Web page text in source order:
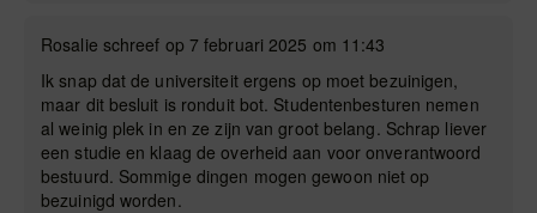
Rosalie schreef op 7 februari 2025 om 11:43
Ik snap dat de universiteit ergens op moet bezuinigen,
maar dit besluit is ronduit bot. Studentenbesturen nemen
al weinig plek in en ze zijn van groot belang. Schrap liever
een studie en klaag de overheid aan voor onverantwoord
bestuurd. Sommige dingen mogen gewoon niet op
bezuinigd worden.